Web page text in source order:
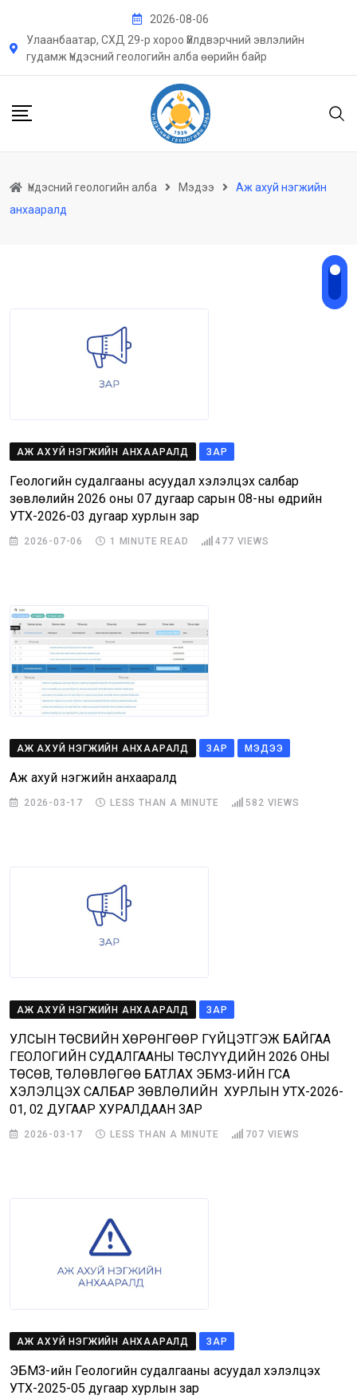
content
2026-08-06
Улаанбаатар, СХД 29-р хороо Үйлдвэрчний эвлэлийн
гудамж Үндэсний геологийн алба өөрийн байр
Үндэсний геологийн алба Мэдээ
Аж ахуй нэгжийн
анхааралд
АЖ АХУЙ НЭГЖИЙН АНХААРАЛД ЗАР
Геологийн судалгааны асуудал хэлэлцэх салбар
зөвлөлийн 2026 оны 07 дугаар сарын 08-ны өдрийн
УТХ-2026-03 дугаар хурлын зар
2026-07-06 1 MINUTE READ 477 VIEWS
АЖ АХУЙ НЭГЖИЙН АНХААРАЛД ЗАР МЭДЭЭ
Аж ахуй нэгжийн анхааралд
2026-03-17 LESS THAN A MINUTE 582 VIEWS
АЖ АХУЙ НЭГЖИЙН АНХААРАЛД ЗАР
УЛСЫН ТӨСВИЙН ХӨРӨНГӨӨР ГҮЙЦЭТГЭЖ БАЙГАА
ГЕОЛОГИЙН СУДАЛГААНЫ ТӨСЛҮҮДИЙН 2026 ОНЫ
ТӨСӨВ, ТӨЛӨВЛӨГӨӨ БАТЛАХ ЭБМЗ-ИЙН ГСА
ХЭЛЭЛЦЭХ САЛБАР ЗӨВЛӨЛИЙН ХУРЛЫН УТХ-2026-
01, 02 ДУГААР ХУРАЛДААН ЗАР
2026-03-17 LESS THAN A MINUTE 707 VIEWS
АЖ АХУЙ НЭГЖИЙН АНХААРАЛД ЗАР
ЭБМЗ-ийн Геологийн судалгааны асуудал хэлэлцэх
УТХ-2025-05 дугаар хурлын зар